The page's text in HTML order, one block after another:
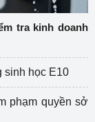
tra kinh doanh
sinh học E10
phạm quyền sở